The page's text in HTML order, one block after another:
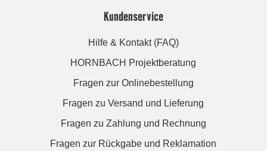
Kundenservice
Hilfe & Kontakt (FAQ)
HORNBACH Projektberatung
Fragen zur Onlinebestellung
Fragen zu Versand und Lieferung
Fragen zu Zahlung und Rechnung
Fragen zur Rückgabe und Reklamation